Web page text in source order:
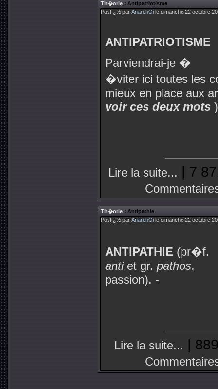
Th�orie : Antipatriotisme
Postï¿½ par AnarchOi le dimanche 22 octobre
ANTIPATRIOTISME
Parviendrai-je �
�viter ici toutes les
mieux en place aux
voir ces deux mots
Lire la suite... | 7
Th�orie : Antipathie
Postï¿½ par AnarchOi le dimanche 22 octobre
ANTIPATHIE (pr�f.
antiet gr. pathos,
passion). -
Lire la suite... |